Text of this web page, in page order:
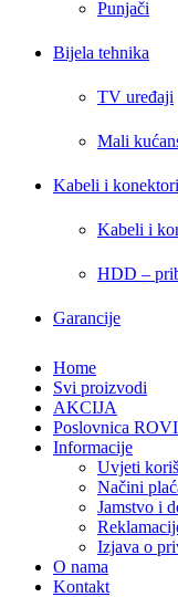
Punjači
Bijela tehnika
TV uređaji
Mali
Kabeli i konektori
Kabeli i
HDD –
Garancije
Home
Svi proizvodi
AKCIJA
Poslovnica
Informacije
Uvjeti
Načini
Jamstvo i
Izjava o
O nama
Kontakt